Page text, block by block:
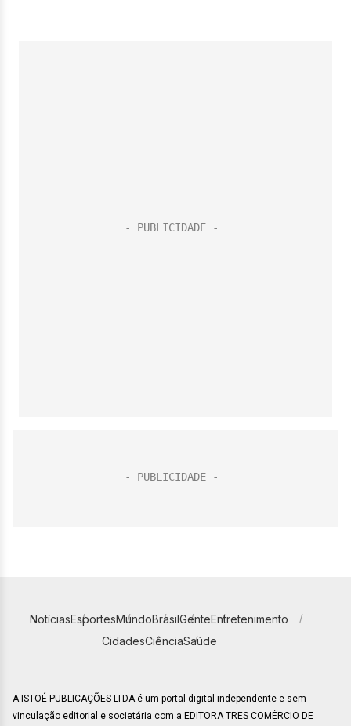
NotíciasEsportesMundoBrasilGenteEntretenimento
CidadesCiênciaSaúde
A ISTOÉ PUBLICAÇÕES LTDA é um portal digital independente e sem
vinculação editorial e societária com a EDITORA TRES COMÉRCIO DE